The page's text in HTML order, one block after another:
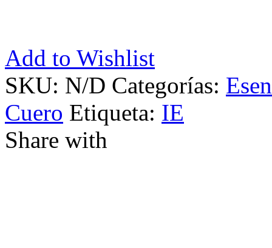
Add to Wishlist
SKU: N/D Categorías:
Cuero Etiqueta: IE
Share with